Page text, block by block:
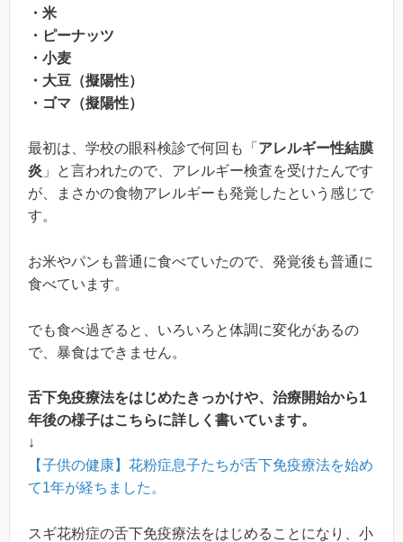
・米
・ピーナッツ
・小麦
・大豆（擬陽性）
・ゴマ（擬陽性）
最初は、学校の眼科検診で何回も「 アレルギー性結膜
炎 」と言われたので、アレルギー検査を受けたんです
が、まさかの食物アレルギーも発覚したという感じで
す。
お米やパンも普通に食べていたので、発覚後も普通に
食べています。
でも食べ過ぎると、いろいろと体調に変化があるの
で、暴食はできません。
舌下免疫療法をはじめたきっかけや、治療開始から1
年後の様子はこちらに詳しく書いています。
↓
【子供の健康】花粉症息子たちが舌下免疫療法を始め
て1年が経ちました。
スギ花粉症の舌下免疫療法をはじめることになり、小